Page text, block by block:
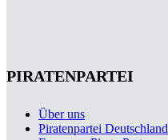
PIRATENPARTEI
Über uns
Piratenpartei Deutschland